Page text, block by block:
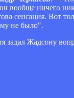
вообще ничего
сенсация. Вот
не было".
задал Жадсону